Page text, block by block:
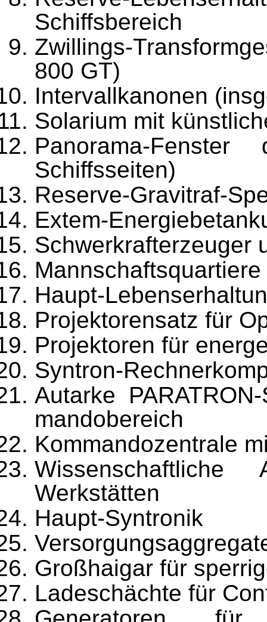
Schiffs­bereich
Zwillings-
800 GT)
Intervallkanonen
Solarium mit
Panorama-
Schiffssei­ten)
Reserve-Gravitraf-
Extem-
Schwerkrafterzeuger
Mannschaftsquartiere
Haupt-
Projektorensatz für
Projektoren für
Syntron-
Autarke
mandobereich
Kommandozentrale
Werkstätten
Haupt-Syntronik
Großhaigar für
Ladeschächte für